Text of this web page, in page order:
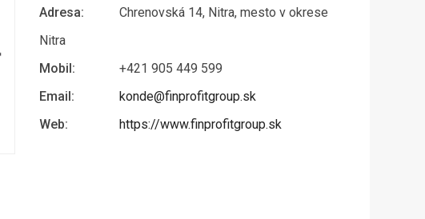
Adresa:
Chrenovská 14, Nitra, mesto v okrese
Nitra
Mobil:
+421 905 449 599
Email:
konde@finprofitgroup.sk
Web:
https://www.finprofitgroup.sk